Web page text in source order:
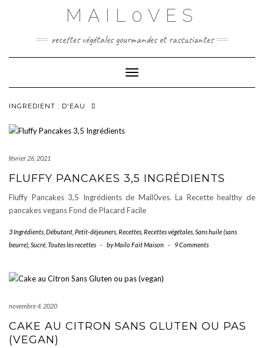
MAIL0VES
recettes végétales gourmandes et rassasiantes
Toggle Navigation
INGREDIENT : D'EAU
février 26, 2021
FLUFFY PANCAKES 3,5 INGRÉDIENTS
Fluffy Pancakes 3,5 Ingrédients de Mail0ves. La Recette healthy de
pancakes vegans Fond de Placard Facile
3 Ingrédients Débutant Petit-déjeuners Recettes Recettes végétales Sans huile (sans
beurre) Sucré Toutes les recettes - byMailo Fait Maison - 9 Comments
novembre 4, 2020
CAKE AU CITRON SANS GLUTEN OU PAS
(VEGAN)